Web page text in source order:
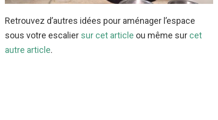
Retrouvez d’autres idées pour aménager l’espace
sous votre escalier sur cet article ou même sur cet
autre article.